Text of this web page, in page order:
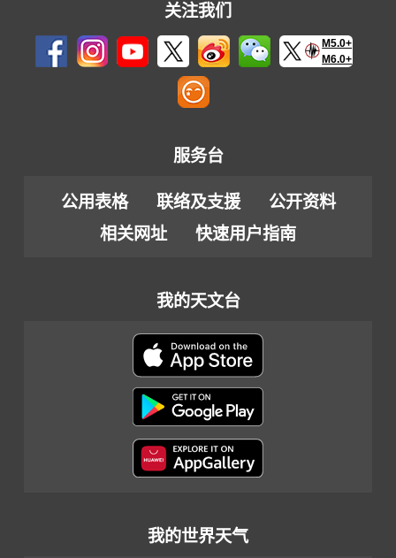
关注我们
M5.0+
M6.0+
服务台
公用表格 联络及支援
公开资料
相关网址
快速用户指南
我的天文台
我的世界天气